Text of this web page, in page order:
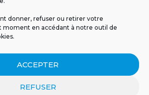
donner, refuser ou retirer votre
en accédant à notre outil de
ACCEPTER
REFUSER
PUBLICITÉ
BLOG
POLITIQUE DE CONFIDENTIALITÉ